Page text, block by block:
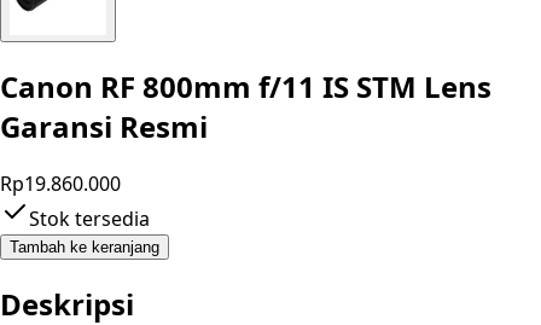
Canon RF 800mm f/11 IS STM Lens
Garansi Resmi
Rp19.860.000
Stok tersedia
Tambah ke keranjang
Deskripsi